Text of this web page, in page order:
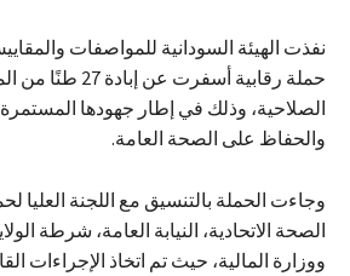
نفذت الهيئة السودانية للمواصفات
حملة رقابية أسفرت
الصلاحية، وذلك في إطار جهودها
والحفاظ على الصحة العامة.
وجاءت الحملة بالتنسيق مع اللجنة العليا
الصحة الاتحادية، النيابة العامة، شرطة
ووزارة المالية، حيث تم اتخاذ الإجراءات